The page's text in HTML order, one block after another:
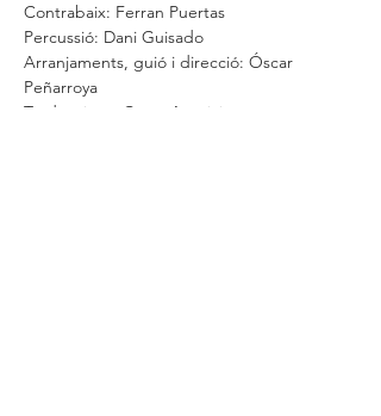
Contrabaix: Ferran Puertas
Percussió: Dani Guisado
Arranjaments, guió i direcció: Óscar
Peñarroya
Traduccions: Cèsar Aparicio